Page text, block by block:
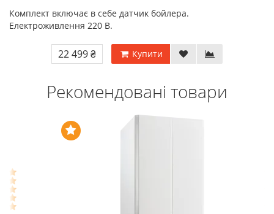
Комплект включає в себе датчик бойлера.
Електроживлення 220 В.
22 499 ₴ Купити
Рекомендовані товари